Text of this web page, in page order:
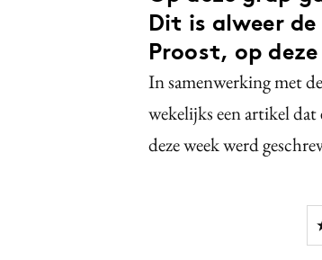
Dit is alweer
Proost, op
In samenwerking met
wekelijks een artikel dat
deze week werd